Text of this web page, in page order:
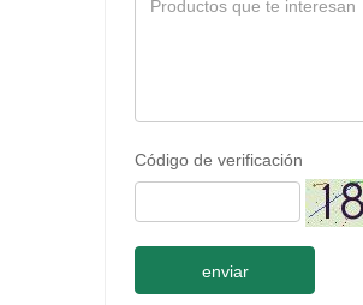
Código de verificación
enviar